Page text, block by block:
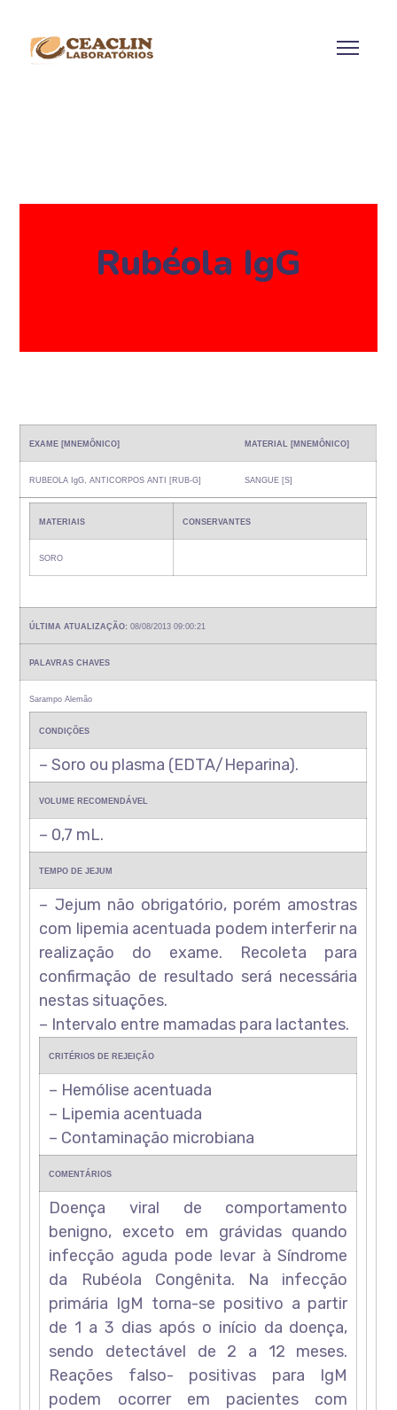
Rubéola IgG
EXAME [MNEMÔNICO] MATERIAL [MNEMÔNICO]
RUBEOLA IgG, ANTICORPOS ANTI [RUB-G] SANGUE [S]
MATERIAIS CONSERVANTES
SORO
ÚLTIMA ATUALIZAÇÃO: 08/08/2013 09:00:21
PALAVRAS CHAVES
Sarampo Alemão
CONDIÇÕES
– Soro ou plasma (EDTA/Heparina).
VOLUME RECOMENDÁVEL
– 0,7 mL.
TEMPO DE JEJUM
– Jejum não obrigatório, porém amostras
com lipemia acentuada podem interferir na
realização do exame. Recoleta para
confirmação de resultado será necessária
nestas situações.
– Intervalo entre mamadas para lactantes.
CRITÉRIOS DE REJEIÇÃO
– Hemólise acentuada
– Lipemia acentuada
– Contaminação microbiana
COMENTÁRIOS
Doença viral de comportamento
benigno, exceto em grávidas quando
infecção aguda pode levar à Síndrome
da Rubéola Congênita. Na infecção
primária IgM torna-se positivo a partir
de 1 a 3 dias após o início da doença,
sendo detectável de 2 a 12 meses.
Reações falso- positivas para IgM
podem ocorrer em pacientes com